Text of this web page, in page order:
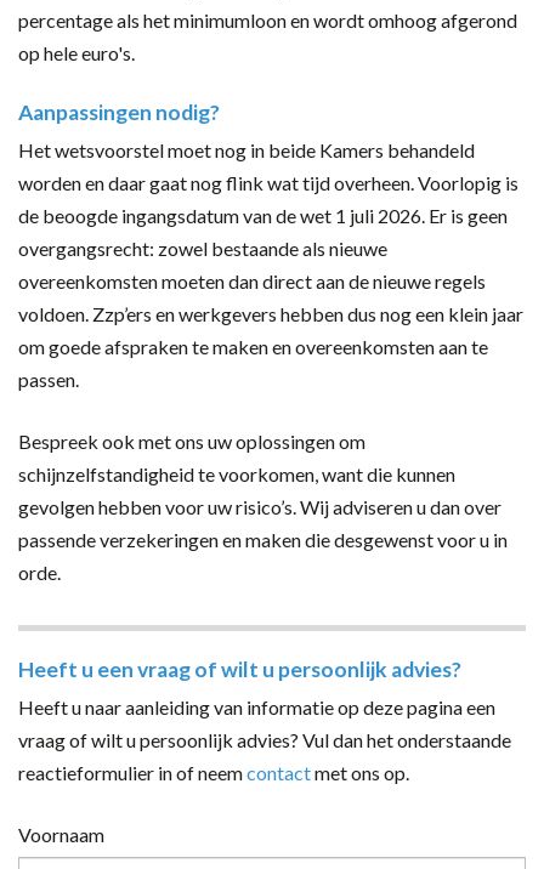
percentage als het minimumloon en wordt omhoog afgerond
op hele euro's.
Aanpassingen nodig?
Het wetsvoorstel moet nog in beide Kamers behandeld
worden en daar gaat nog flink wat tijd overheen. Voorlopig is
de beoogde ingangsdatum van de wet 1 juli 2026. Er is geen
overgangsrecht: zowel bestaande als nieuwe
overeenkomsten moeten dan direct aan de nieuwe regels
voldoen. Zzp’ers en werkgevers hebben dus nog een klein jaar
om goede afspraken te maken en overeenkomsten aan te
passen.
Bespreek ook met ons uw oplossingen om
schijnzelfstandigheid te voorkomen, want die kunnen
gevolgen hebben voor uw risico’s. Wij adviseren u dan over
passende verzekeringen en maken die desgewenst voor u in
orde.
Heeft u een vraag of wilt u persoonlijk advies?
Heeft u naar aanleiding van informatie op deze pagina een
vraag of wilt u persoonlijk advies? Vul dan het onderstaande
reactieformulier in of neemcontactmet ons op.
Voornaam